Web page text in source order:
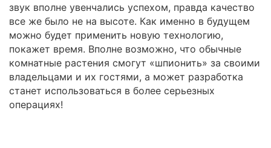
звук вполне увенчались успехом, правда качество
все же было не на высоте. Как именно в будущем
можно будет применить новую технологию,
покажет время. Вполне возможно, что обычные
комнатные растения смогут «шпионить» за своими
владельцами и их гостями, а может разработка
станет использоваться в более серьезных
операциях!